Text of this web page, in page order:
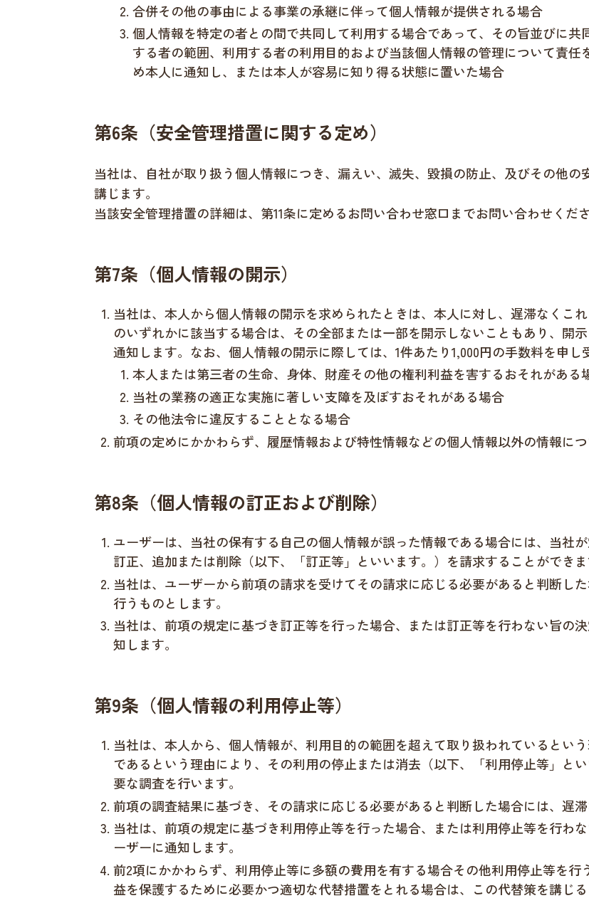
合併その他の事由による事業の承継に伴って個人情報が提供される場合
個人情報を特定の者との間で共同して利用する場合であって、その旨並びに
する者の範囲、利用する者の利用目的および当該個人情報の管理について責
め本人に通知し、または本人が容易に知り得る状態に置いた場合
第6条（安全管理措置に関する定め）
当社は、自社が取り扱う個人情報につき、漏えい、滅失、毀損の防止、及びその他
講じます。
当該安全管理措置の詳細は、第11条に定めるお問い合わせ窓口までお問い合わせくださ
第7条（個人情報の開示）
当社は、本人から個人情報の開示を求められたときは、本人に対し、遅滞なくこ
のいずれかに該当する場合は、その全部または一部を開示しないこともあり、開
通知します。なお、個人情報の開示に際しては、1件あたり1,000円の手数料を申し
本人または第三者の生命、身体、財産その他の権利利益を害するおそれがある
当社の業務の適正な実施に著しい支障を及ぼすおそれがある場合
その他法令に違反することとなる場合
前項の定めにかかわらず、履歴情報および特性情報などの個人情報以外の情報に
第8条（個人情報の訂正および削除）
ユーザーは、当社の保有する自己の個人情報が誤った情報である場合には、当社
訂正、追加または削除（以下、「訂正等」といいます。）を請求することができま
当社は、ユーザーから前項の請求を受けてその請求に応じる必要があると判断し
行うものとします。
当社は、前項の規定に基づき訂正等を行った場合、または訂正等を行わない旨の
知します。
第9条（個人情報の利用停止等）
当社は、本人から、個人情報が、利用目的の範囲を超えて取り扱われているとい
であるという理由により、その利用の停止または消去（以下、「利用停止等」と
要な調査を行います。
前項の調査結果に基づき、その請求に応じる必要があると判断した場合には、遅
当社は、前項の規定に基づき利用停止等を行った場合、または利用停止等を行わ
ーザーに通知します。
前2項にかかわらず、利用停止等に多額の費用を有する場合その他利用停止等を
益を保護するために必要かつ適切な代替措置をとれる場合は、この代替策を講じる